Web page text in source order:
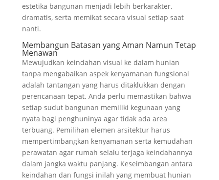
estetika bangunan menjadi lebih berkarakter,
dramatis, serta memikat secara visual setiap saat
nanti.
Membangun Batasan yang Aman Namun Tetap
Menawan
Mewujudkan keindahan visual ke dalam hunian
tanpa mengabaikan aspek kenyamanan fungsional
adalah tantangan yang harus ditaklukkan dengan
perencanaan tepat. Anda perlu memastikan bahwa
setiap sudut bangunan memiliki kegunaan yang
nyata bagi penghuninya agar tidak ada area
terbuang. Pemilihan elemen arsitektur harus
mempertimbangkan kenyamanan serta kemudahan
perawatan agar rumah selalu terjaga keindahannya
dalam jangka waktu panjang. Keseimbangan antara
keindahan dan fungsi inilah yang membuat hunian